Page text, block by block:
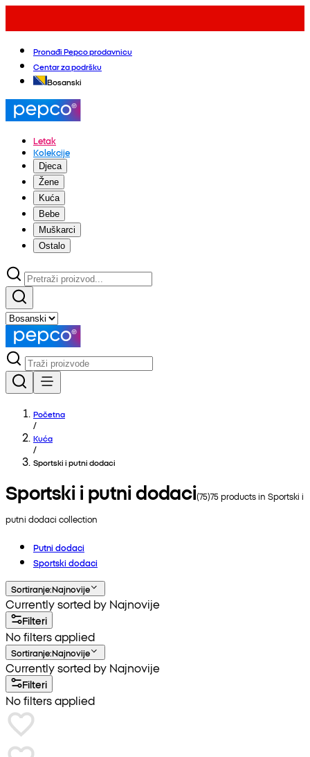
Pronađi Pepco prodavnicu
Centar za podršku
Bosanski
Letak
Kolekcije
Djeca
Žene
Kuća
Bebe
Muškarci
Ostalo
Početna
/
Kuća
/
Sportski i putni dodaci
Sportski i putni dodaci(75)75products inSportski i
putni dodaci collection
Putni dodaci
Sportski dodaci
Sortiranje:Najnovije
Currently sorted by Najnovije
Filteri
No filters applied
Sortiranje:Najnovije
Currently sorted by Najnovije
Filteri
No filters applied